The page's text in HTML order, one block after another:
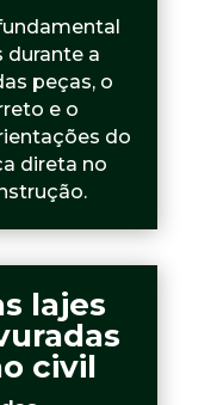
durante a
peças, o
e o
do
direta no
lajes
civil